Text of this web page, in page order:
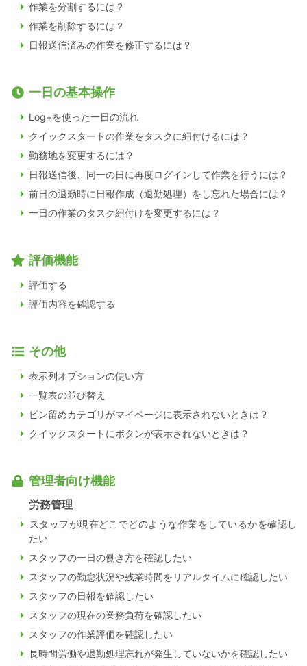
作業を分割するには？
作業を削除するには？
日報送信済みの作業を修正するには？
一日の基本操作
Log+を使った一日の流れ
クイックスタートの作業をタスクに紐付けるには？
勤務地を変更するには？
日報送信後、同一の日に再度ログインして作業を行うには？
前日の退勤時に日報作成（退勤処理）をし忘れた場合には？
一日の作業のタスク紐付けを変更するには？
評価機能
評価する
評価内容を確認する
その他
表示列オプションの使い方
一覧表の並び替え
ピン留めカテゴリがマイページに表示されないときは？
クイックスタートにボタンが表示されないときは？
管理者向け機能
労務管理
スタッフが現在どこでどのような作業をしているかを確認し
たい
スタッフの一日の働き方を確認したい
スタッフの勤怠状況や残業時間をリアルタイムに確認したい
スタッフの日報を確認したい
スタッフの現在の業務負荷を確認したい
スタッフの作業評価を確認したい
長時間労働や退勤処理忘れが発生していないかを確認したい